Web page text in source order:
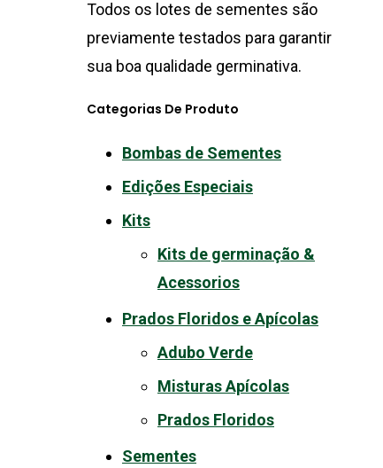
Todos os lotes de sementes são
previamente testados para garantir
sua boa qualidade germinativa.
Categorias De Produto
Bombas de Sementes
Edições Especiais
Kits
Kits de germinação &
Acessorios
Prados Floridos e Apícolas
Adubo Verde
Misturas Apícolas
Prados Floridos
Sementes